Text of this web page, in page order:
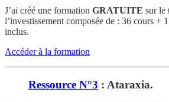
J’ai créé une formation GRATUITE sur le
l’investissement composée de : 36 cours +
inclus.
Accéder à la formation
Ressource N°3 : Ataraxia.